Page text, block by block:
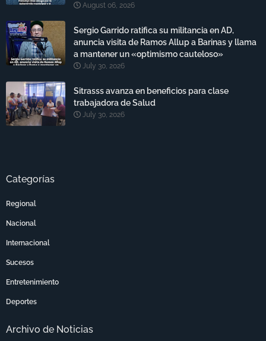
August 06, 2026
Sergio Garrido ratifica su militancia en AD,
anuncia visita de Ramos Allup a Barinas y llama
a mantener un «optimismo cauteloso»
July 30, 2026
Sitrasss avanza en beneficios para clase
trabajadora de Salud
July 30, 2026
Categorías
Regional
Nacional
Internacional
Sucesos
Entretenimiento
Deportes
Archivo de Noticias